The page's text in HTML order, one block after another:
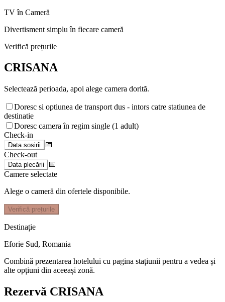
TV în Cameră
Divertisment simplu în fiecare cameră
Verifică prețurile
CRISANA
Selectează perioada, apoi alege camera dorită.
Doresc si optiunea de transport dus - intors catre statiunea de
destinatie
Doresc camera în regim single (1 adult)
Check-in
Data sosirii
📅
Check-out
Data plecării
📅
Camere selectate
Alege o cameră din ofertele disponibile.
Verifică prețurile
Destinație
Eforie Sud, Romania
Combină prezentarea hotelului cu pagina stațiunii pentru a vedea și
alte opțiuni din aceeași zonă.
Rezervă CRISANA